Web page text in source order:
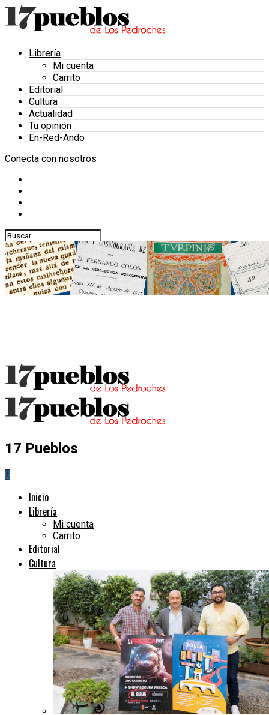
Librería
Mi cuenta
Carrito
Editorial
Cultura
Actualidad
Tu opinión
En-Red-Ando
Conecta con nosotros
17 Pueblos
0
Inicio
Librería
Mi cuenta
Carrito
Editorial
Cultura